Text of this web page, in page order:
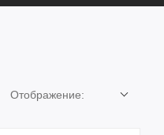
Отображение: